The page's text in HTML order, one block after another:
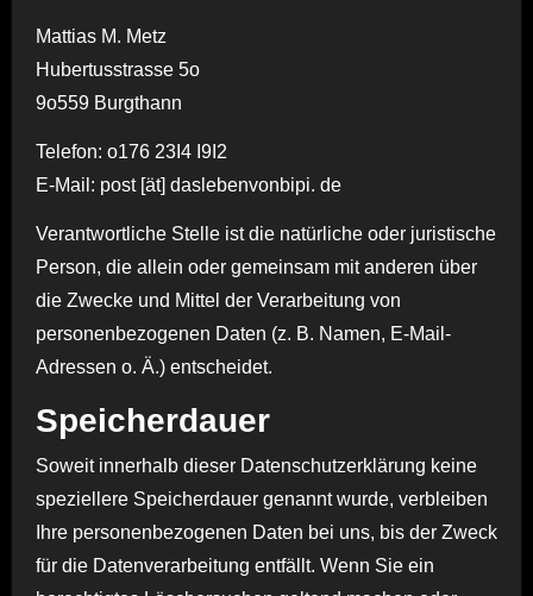
Mattias M. Metz
Hubertusstrasse 5o
9o559 Burgthann
Telefon: o176 23I4 I9I2
E-Mail: post [ät] daslebenvonbipi. de
Verantwortliche Stelle ist die natürliche oder juristische
Person, die allein oder gemeinsam mit anderen über
die Zwecke und Mittel der Verarbeitung von
personenbezogenen Daten (z. B. Namen, E-Mail-
Adressen o. Ä.) entscheidet.
Speicherdauer
Soweit innerhalb dieser Datenschutzerklärung keine
speziellere Speicherdauer genannt wurde, verbleiben
Ihre personenbezogenen Daten bei uns, bis der Zweck
für die Datenverarbeitung entfällt. Wenn Sie ein